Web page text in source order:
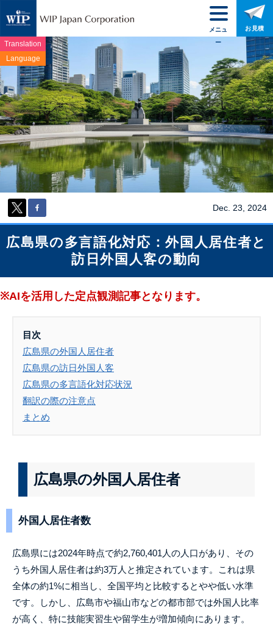
Translation
Language
Dec. 23, 2024
広島県の多言語化対応：外国人居住者と
訪日外国人客の動向
※AIを活用した定点観測記事となります。
目次
広島県の外国人居住者
広島県の訪日外国人客
広島県の多言語化対応状況
翻訳の際の注意点
まとめ
広島県の外国人居住者
外国人居住者数
広島県には2024年時点で約2,760,401人の人口があり、その
うち外国人居住者は約3万人と推定されています。これは県
全体の約1%に相当し、全国平均と比較するとやや低い水準
です。しかし、広島市や福山市などの都市部では外国人比率
が高く、特に技能実習生や留学生が増加傾向にあります。
メニュ
ー
お見積